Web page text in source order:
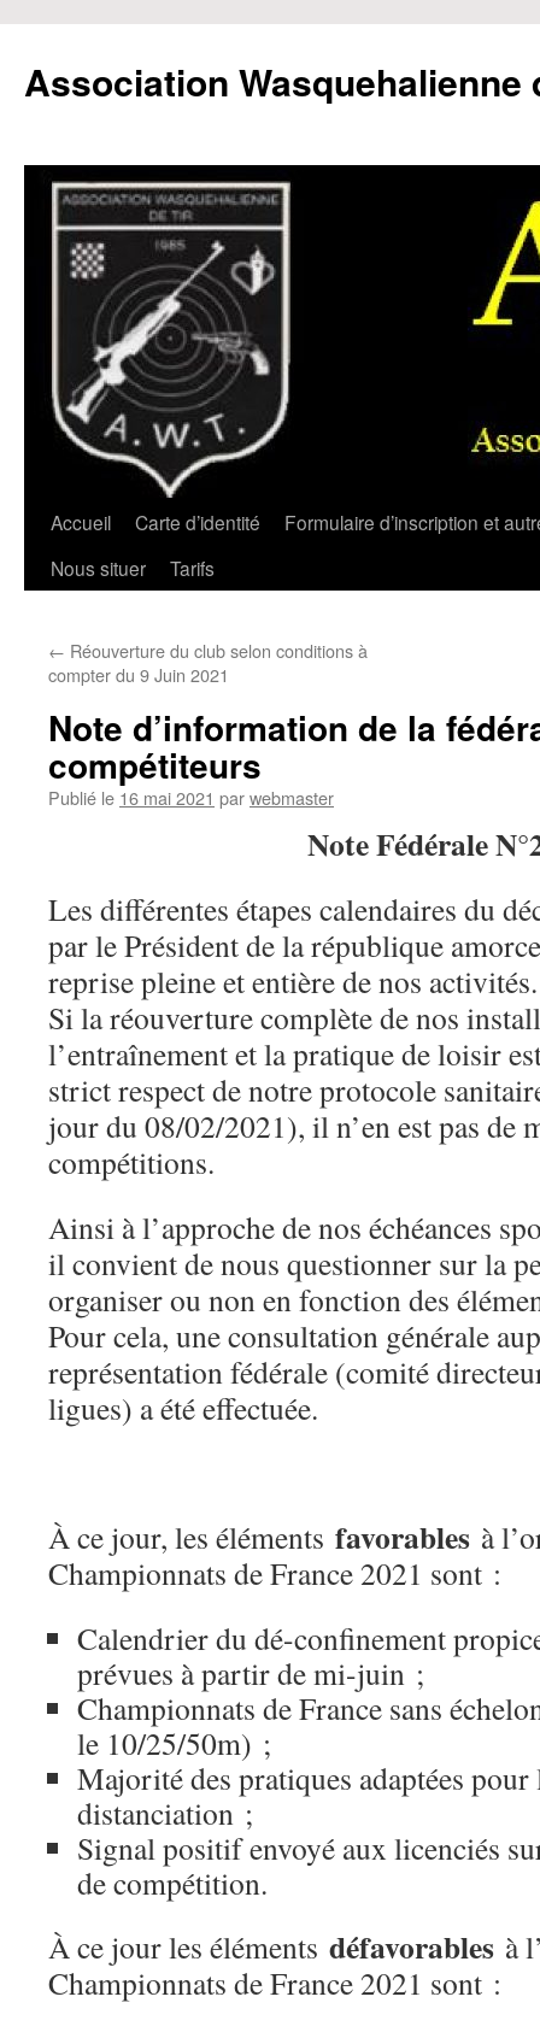
contenu
Association Wasquehalienne
Accueil Carte d’identité
Formulaire d’inscription et
Nous situer
Tarifs
← Réouverture du club selon conditions à
compter du 9 Juin 2021
Note d’information de la
compétiteurs
Publié le 16 mai 2021 parwebmaster
Note Fédérale
Les différentes étapes calendaires du
par le Président de la république
reprise pleine et entière de nos activités.
Si la réouverture complète de nos
l’entraînement et la pratique de loisir
strict respect de notre protocole
jour du 08/02/2021), il n’en est pas de
compétitions.
Ainsi à l’approche de nos échéances
il convient de nous questionner sur la
organiser ou non en fonction des
Pour cela, une consultation générale
représentation fédérale (comité
ligues) a été effectuée.
À ce jour, les éléments favorables à
Championnats de France 2021 sont :
Calendrier du dé-confinement
prévues à partir de mi-juin ;
Championnats de France sans
le 10/25/50m) ;
Majorité des pratiques adaptées pour
distanciation ;
Signal positif envoyé aux licenciés
de compétition.
À ce jour les éléments défavorables à
Championnats de France 2021 sont :